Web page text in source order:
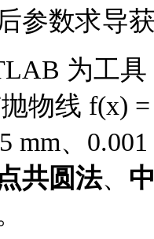
参数求导
为工具
物线 f(x)
mm、
共圆法、